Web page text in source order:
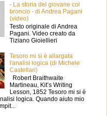
- La storia del giovane col
broncio - di Andrea Pagani
(video)
Testo originale di Andrea
Pagani. Video creato da
Tiziano Gioiellieri
Tesoro mi si è allargata
l'analisi logica (di Michele
Castellari)
Robert Braithwaite
Martineau, Kit’s Writing
Lesson, 1852 Tesoro mi si è
logica. Quando aiuto mio